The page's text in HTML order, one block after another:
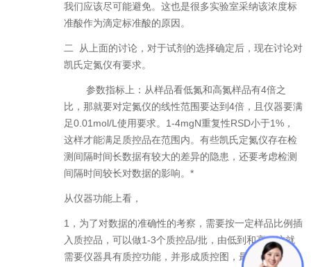
我们应该尽可能避免。这也是很多实验室采纳该浓度标
准酸作为滴定标准酸的原因。
二
从上面的讨论，对于试剂的选择确定后，现在讨论对
凯氏定氮仪有要求。
参数指标上：从样品看低氮和高氮样品有4倍之
比，那就要对定氮仪的线性范围要达到 4倍，且仪器要满
足0.01mol/L 使用要求。 1-4mgN重复性RSD小于1% ，
这样才能满足质控品在范围内。有些凯氏定氮仪存在检
测间隔时间长数据有较大的差异的隐患，还要考虑检测
间隔时间较长对数据的影响。 *
从仪器功能上看，
1， 为了对数据的准确性的考察，需要按一定样品比例插
入质控品，可以做1-3个质控品/批，由低到和高。这就
需要仪器具有质控功能，并形成质控图，最好能储存，